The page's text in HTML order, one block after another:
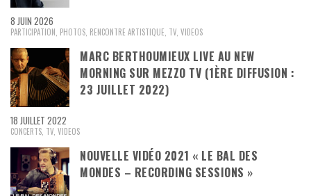
8 JUIN 2026
PARTICIPATION PHOTOS RENCONTRE ARTISTIQUE TV VIDEOS
MARC BERTHOUMIEUX LIVE AU NEW
MORNING SUR MEZZO TV (1ÈRE DIFFUSION :
23 JUILLET 2022)
18 JUILLET 2022
CONCERTS TV VIDEOS
NOUVELLE VIDÉO 2021 « LE BAL DES
MONDES – RECORDING SESSIONS »